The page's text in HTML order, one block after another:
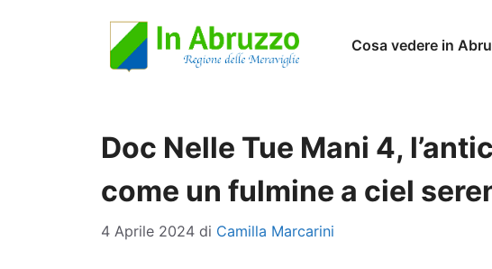
Cosa vedere in
Doc Nelle Tue Mani 4,
come un fulmine a ciel
4 Aprile 2024 di Camilla Marcarini